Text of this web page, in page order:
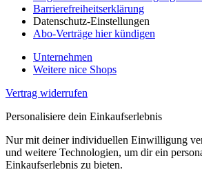
Barrierefreiheitserklärung
Datenschutz-Einstellungen
Abo-Verträge hier kündigen
Unternehmen
Weitere nice Shops
Vertrag widerrufen
Personalisiere dein Einkaufserlebnis
Nur mit deiner individuellen Einwilligung
und weitere Technologien, um dir ein
Einkaufserlebnis zu bieten.